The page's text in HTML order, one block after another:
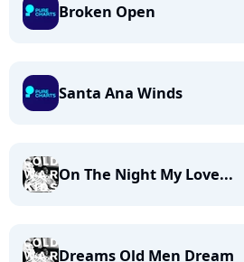
Broken Open
Santa Ana Winds
On The Night My Love...
Dreams Old Men Dream